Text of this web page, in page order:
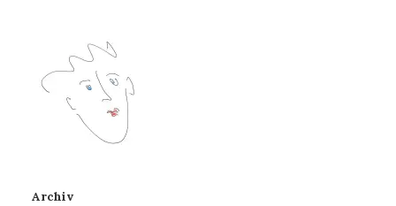
Archiv